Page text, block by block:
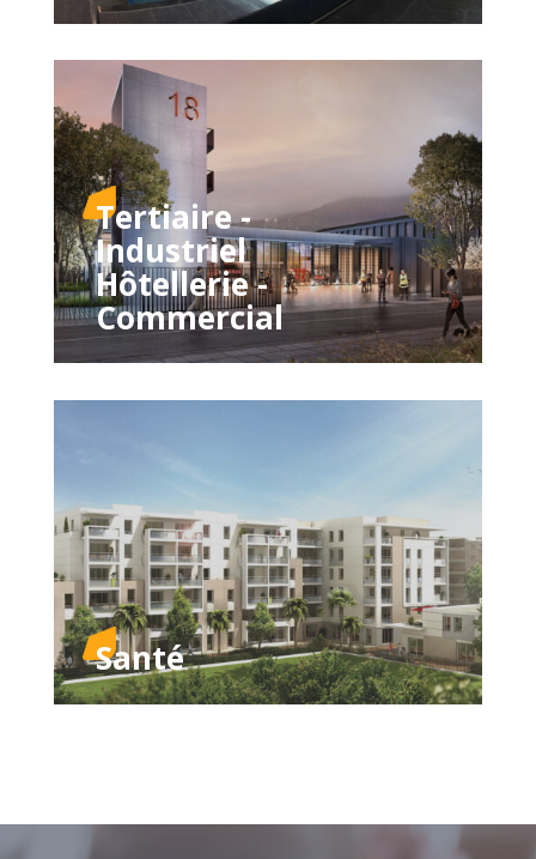
Tertiaire -
Industriel
Hôtellerie -
Commercial
Santé